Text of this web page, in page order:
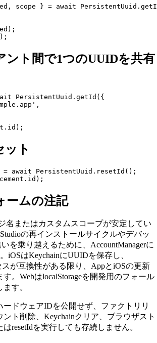
scope } = await
ント間で1つのUUIDを共有
PersistentUuid.getId({
ット
= await PersistentUuid.resetId();
ームの注記
名またはカスタムスコープが安定してい
の再インストールサイクルやデバッ
を乗り越えるために、AccountManagerに
iOSはKeychainにUUIDを保存し、
スが互換性がある限り、AppとiOSの更新
。WebはlocalStorageを開発用のフォール
す。
ードウェアIDを公開せず、ファクトリリ
ト削除、Keychainクリア、ブラウザスト
resetIdを実行しても存続しません。